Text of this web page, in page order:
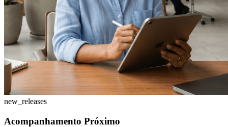
new_releases
Acompanhamento Próximo